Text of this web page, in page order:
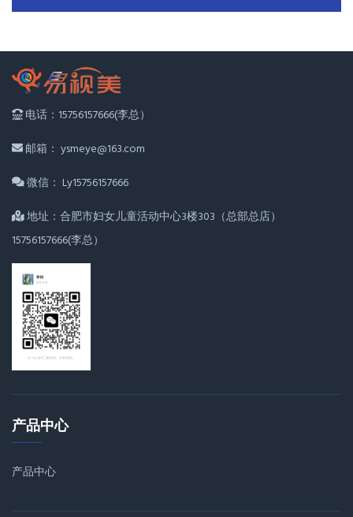
电话：15756157666(李总）
邮箱： ysmeye@163.com
微信： Ly15756157666
地址：合肥市妇女儿童活动中心3楼303（总部总店）
15756157666(李总）
产品中心
产品中心